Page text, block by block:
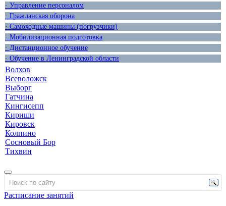
· Управление персоналом
· Гражданская оборона
· Самоходные машины (погрузчики)
· Мобилизационная подготовка
· Дистанционное обучение
· Обучение в Ленинградской области
Волхов
Всеволожск
Выборг
Гатчина
Кингисепп
Кириши
Кировск
Колпино
Сосновый Бор
Тихвин
Расписание занятий